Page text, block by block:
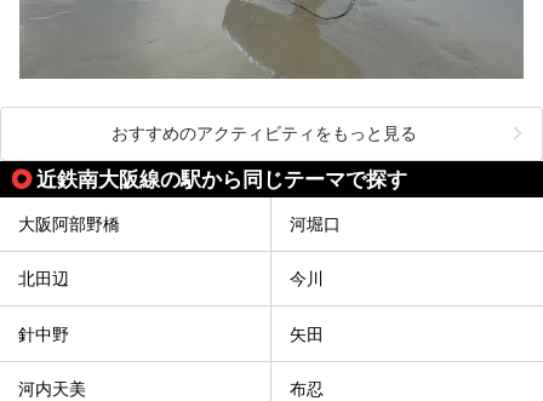
おすすめのアクティビティをもっと見る
近鉄南大阪線の駅から同じテーマで探す
大阪阿部野橋 河堀口
北田辺 今川
針中野 矢田
河内天美 布忍